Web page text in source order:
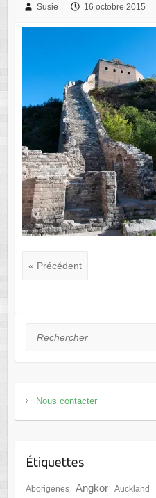
Susie 16 octobre 2015
« Précédent
Rechercher
Nous contacter
Étiquettes
Aborigènes Angkor Auckland